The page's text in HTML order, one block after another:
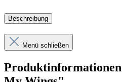
Beschreibung
Menü schließen